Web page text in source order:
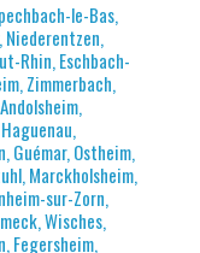
le-Bas,
Niederentzen,
Rhin, Eschbach-
Zimmerbach,
Guémar, Ostheim,
Marckholsheim,
sur-Zorn,
Wisches,
Fegersheim,